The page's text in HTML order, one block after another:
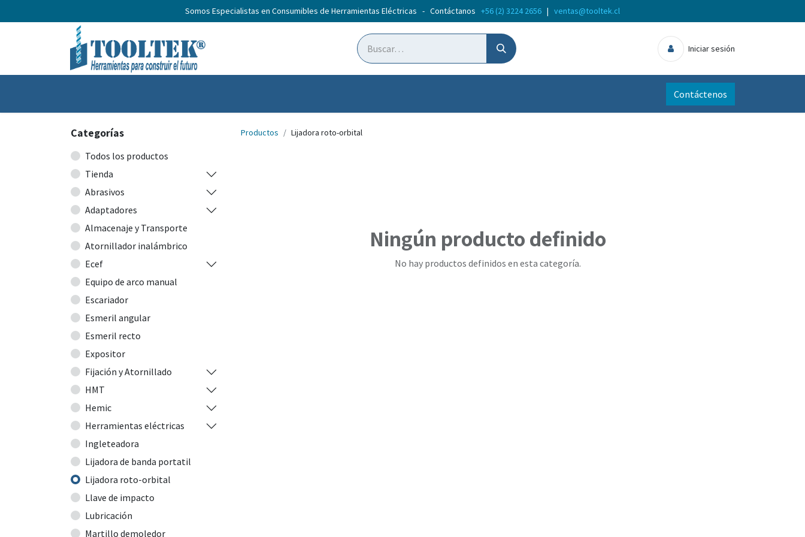
Somos Especialistas en Consumibles de Herramientas Eléctricas - Contáctanos +56 (2) 3224 2656 | ventas@tooltek.cl
Iniciar sesión
Contáctenos
Categorías
Todos los productos
Tienda
Abrasivos
Adaptadores
Almacenaje y Transporte
Atornillador inalámbrico
Ecef
Equipo de arco manual
Escariador
Esmeril angular
Esmeril recto
Expositor
Fijación y Atornillado
HMT
Hemic
Herramientas eléctricas
Ingleteadora
Lijadora de banda portatil
Lijadora roto-orbital
Llave de impacto
Lubricación
Martillo demoledor
Productos Lijadora roto-orbital
Ningún producto definido
No hay productos definidos en esta categoría.